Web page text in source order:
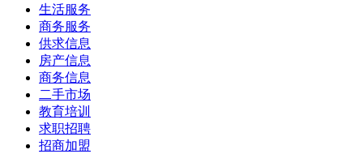
生活服务
商务服务
供求信息
房产信息
商务信息
二手市场
教育培训
求职招聘
招商加盟